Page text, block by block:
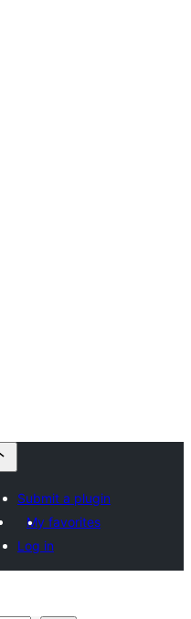
Submit a plugin
My favorites
Log in